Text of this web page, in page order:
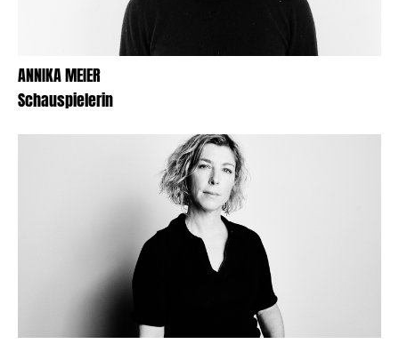
ANNIKA MEIER
Schauspielerin